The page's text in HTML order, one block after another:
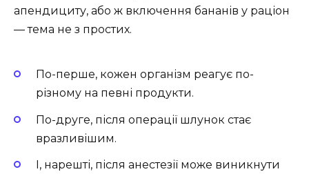
апендициту, або ж включення бананів у раціон
— тема не з простих.
По-перше, кожен організм реагує по-
різному на певні продукти.
По-друге, після операції шлунок стає
вразливішим.
І, нарешті, після анестезії може виникнути